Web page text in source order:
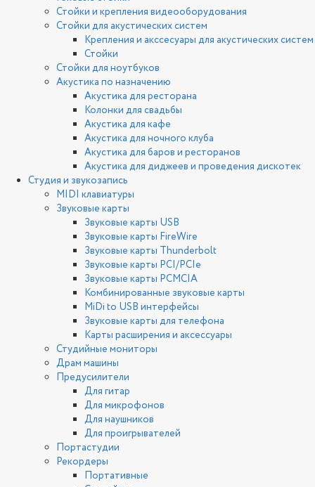
Стойки и крепления видеооборудования
Стойки для акустических систем
Крепления и акссесуары для акустических систем
Стойки
Стойки для ноутбуков
Акустика по назначению
Акустика для ресторана
Колонки для свадьбы
Акустика для кафе
Акустика для ночного клуба
Акустика для баров и ресторанов
Акустика для диджеев и проведения дискотек
Студия и звукозапись
MIDI клавиатуры
Звуковые карты
Звуковые карты USB
Звуковые карты FireWire
Звуковые карты Thunderbolt
Звуковые карты PCI/PCIe
Звуковые карты PCMCIA
Комбинированные звуковые карты
MiDi to USB интерфейсы
Звуковые карты для телефона
Карты расширения и аксессуары
Студийные мониторы
Драм машины
Предусилители
Для гитар
Для микрофонов
Для наушников
Для проигрывателей
Портастудии
Рекордеры
Портативные